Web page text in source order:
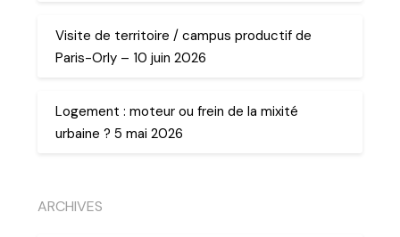
Visite de territoire / campus productif de
Paris-Orly – 10 juin 2026
Logement : moteur ou frein de la mixité
urbaine ? 5 mai 2026
ARCHIVES